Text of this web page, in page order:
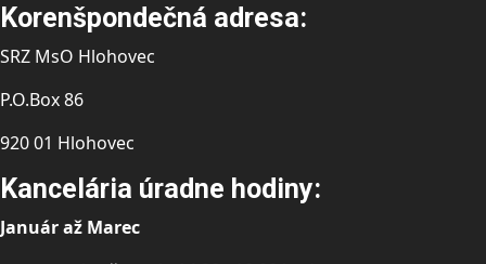
Korenšpondečná adresa:
SRZ MsO Hlohovec
P.O.Box 86
920 01 Hlohovec
Kancelária úradne hodiny:
Január až Marec